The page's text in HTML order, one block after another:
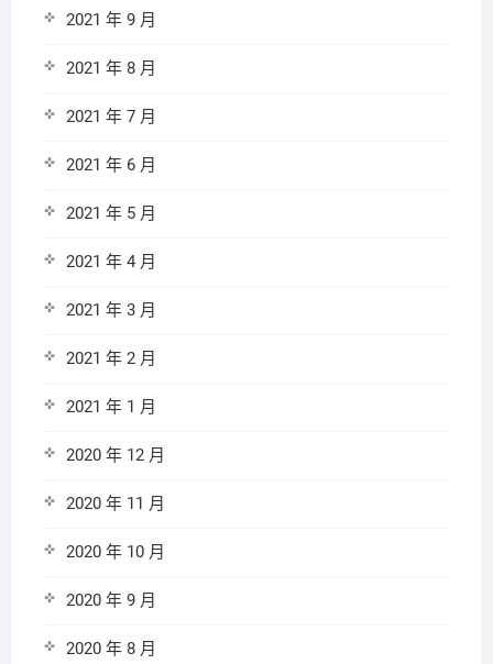
2021 年 9 月
2021 年 8 月
2021 年 7 月
2021 年 6 月
2021 年 5 月
2021 年 4 月
2021 年 3 月
2021 年 2 月
2021 年 1 月
2020 年 12 月
2020 年 11 月
2020 年 10 月
2020 年 9 月
2020 年 8 月